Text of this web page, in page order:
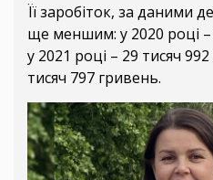
Її заробіток, за даними
ще меншим: у 2020 році –
у 2021 році – 29 тисяч
тисяч 797 гривень.